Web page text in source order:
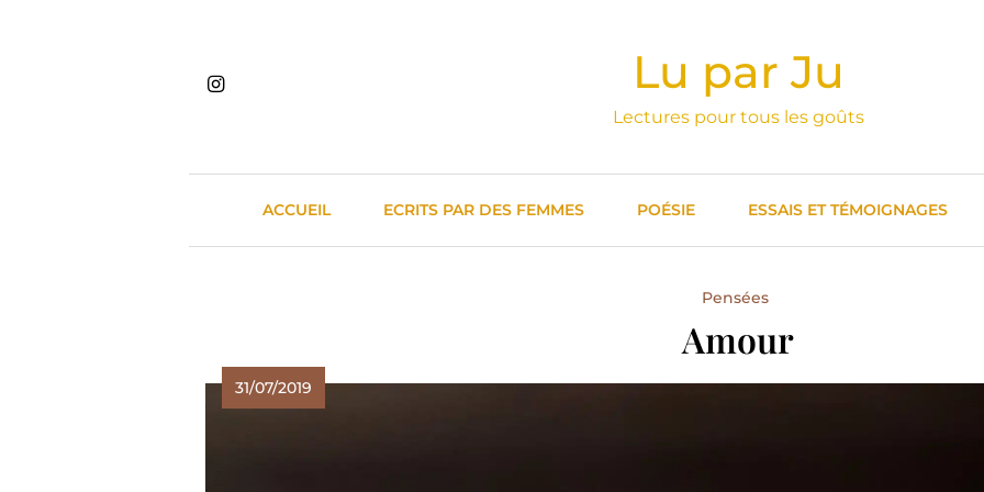
Lu par Ju
Lectures pour tous les goûts
ACCUEIL ECRITS PAR DES FEMMES POÉSIE ESSAIS ET TÉMOIGNAGES
Pensées
Amour
31/07/2019